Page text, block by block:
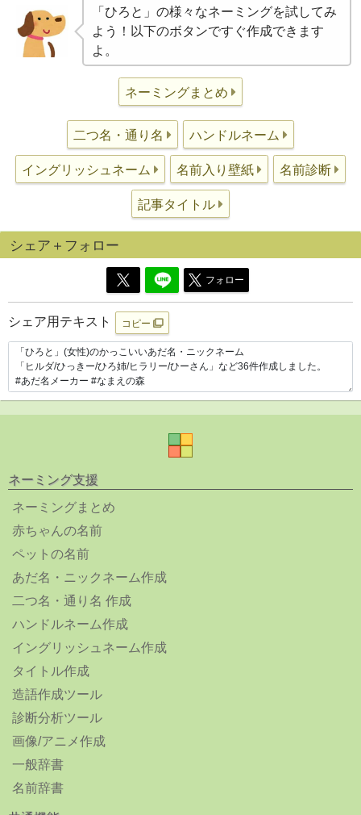
「ひろと」の様々なネーミングを試してみ
よう！以下のボタンですぐ作成できます
よ。
ネーミングまとめ
二つ名・通り名 ハンドルネーム
イングリッシュネーム 名前入り壁紙 名前診断
記事タイトル
シェア＋フォロー
フォロー
シェア用テキスト コピー
ネーミング支援
ネーミングまとめ
赤ちゃんの名前
ペットの名前
あだ名・ニックネーム作成
二つ名・通り名 作成
ハンドルネーム作成
イングリッシュネーム作成
タイトル作成
造語作成ツール
診断分析ツール
画像/アニメ作成
一般辞書
名前辞書